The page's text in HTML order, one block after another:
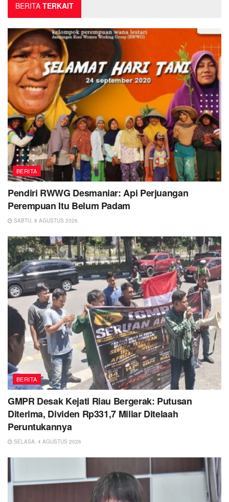
BERITA TERKAIT
BERITA
Pendiri RWWG Desmaniar: Api Perjuangan
Perempuan Itu Belum Padam
SABTU, 8 AGUSTUS 2026
BERITA
GMPR Desak Kejati Riau Bergerak: Putusan
Diterima, Dividen Rp331,7 Miliar Ditelaah
Peruntukannya
SELASA, 4 AGUSTUS 2026